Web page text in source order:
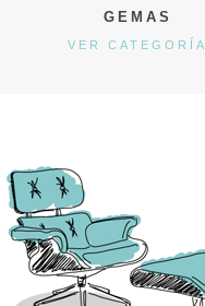
GEMAS
VER CATEGORÍA